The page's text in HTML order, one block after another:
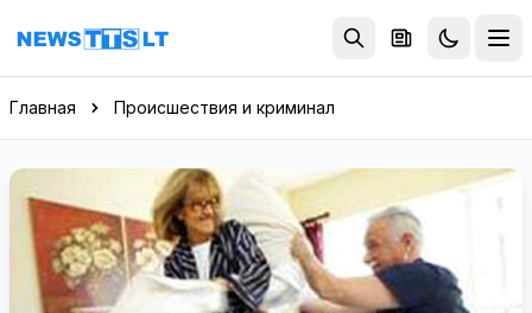
Перейти к содержимому
Главная Происшествия и криминал